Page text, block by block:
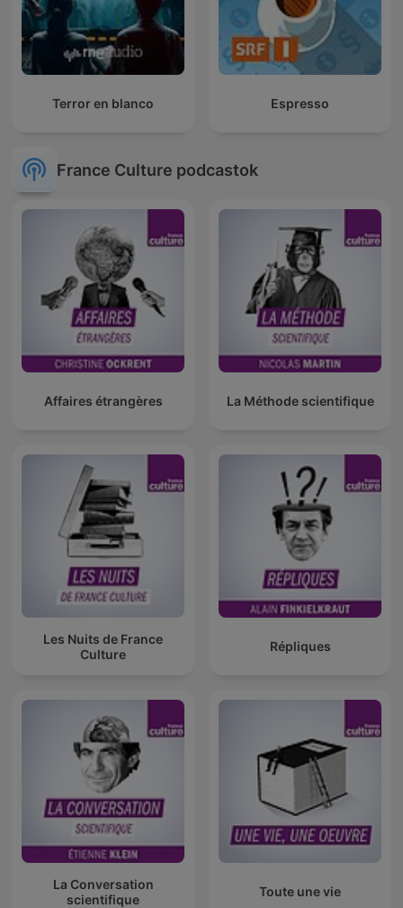
Terror en blanco Espresso
France Culture podcastok
Affaires étrangères La Méthode scientifique
Les Nuits de France
Culture
Répliques
La Conversation
scientifique
Toute une vie